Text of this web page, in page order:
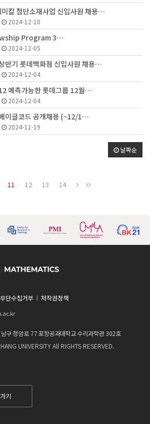
칼 첨단소재사업 신입사원 채용…
2024-12-10
Program 3…
2024-12-05
반기 롯데백화점 신입사원 채용…
2024-12-04
예측가능한 롯데그룹 12월…
2024-12-04
이글코드 공개채용 (~12/1…
2024-11-19
날짜순
11 12 13 14
단수집거부
저작권정책
구 청암로 77 포항공과대학교 수리과학관 302호
UNIVERSITY All RIGHTS RESERVED.
기